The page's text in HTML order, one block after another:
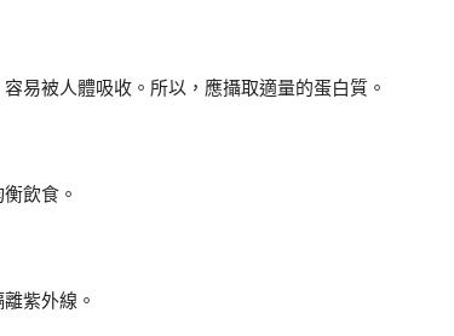
易被人體吸收。所以，應攝取適量的蛋白質。
飲食。
紫外線。